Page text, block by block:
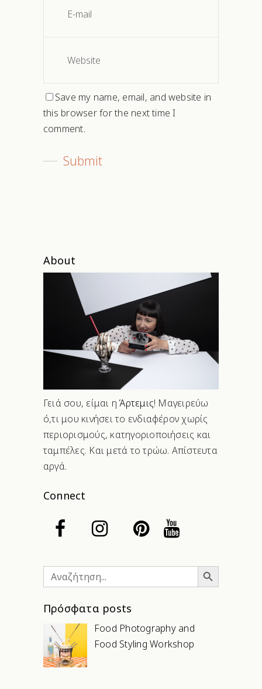
Save my name, email, and website in
this browser for the next time I
comment.
About
Γειά σου, είμαι ηΆρτεμις! Μαγειρεύω
ό,τι μου κινήσει το ενδιαφέρον χωρίς
περιορισμούς, κατηγοριοποιήσεις και
ταμπέλες. Και μετά το τρώω. Απίστευτα
αργά.
Connect
Search
for:
Search Button
Πρόσφατα posts
Food Photography and
Food Styling Workshop